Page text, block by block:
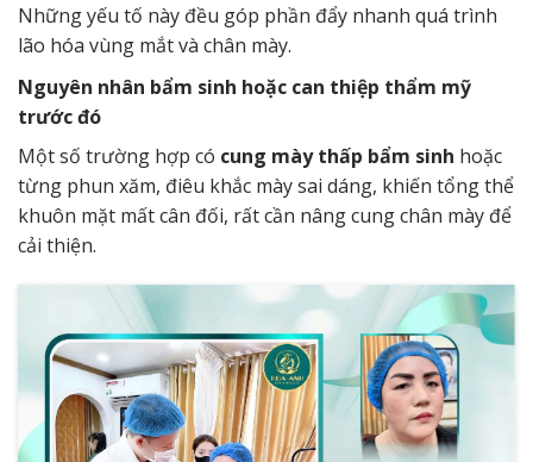
Những yếu tố này đều góp phần đẩy nhanh quá trình
lão hóa vùng mắt và chân mày.
Nguyên nhân bẩm sinh hoặc can thiệp thẩm mỹ
trước đó
Một số trường hợp có cung mày thấp bẩm sinh hoặc
từng phun xăm, điêu khắc mày sai dáng, khiến tổng thể
khuôn mặt mất cân đối, rất cần nâng cung chân mày để
cải thiện.